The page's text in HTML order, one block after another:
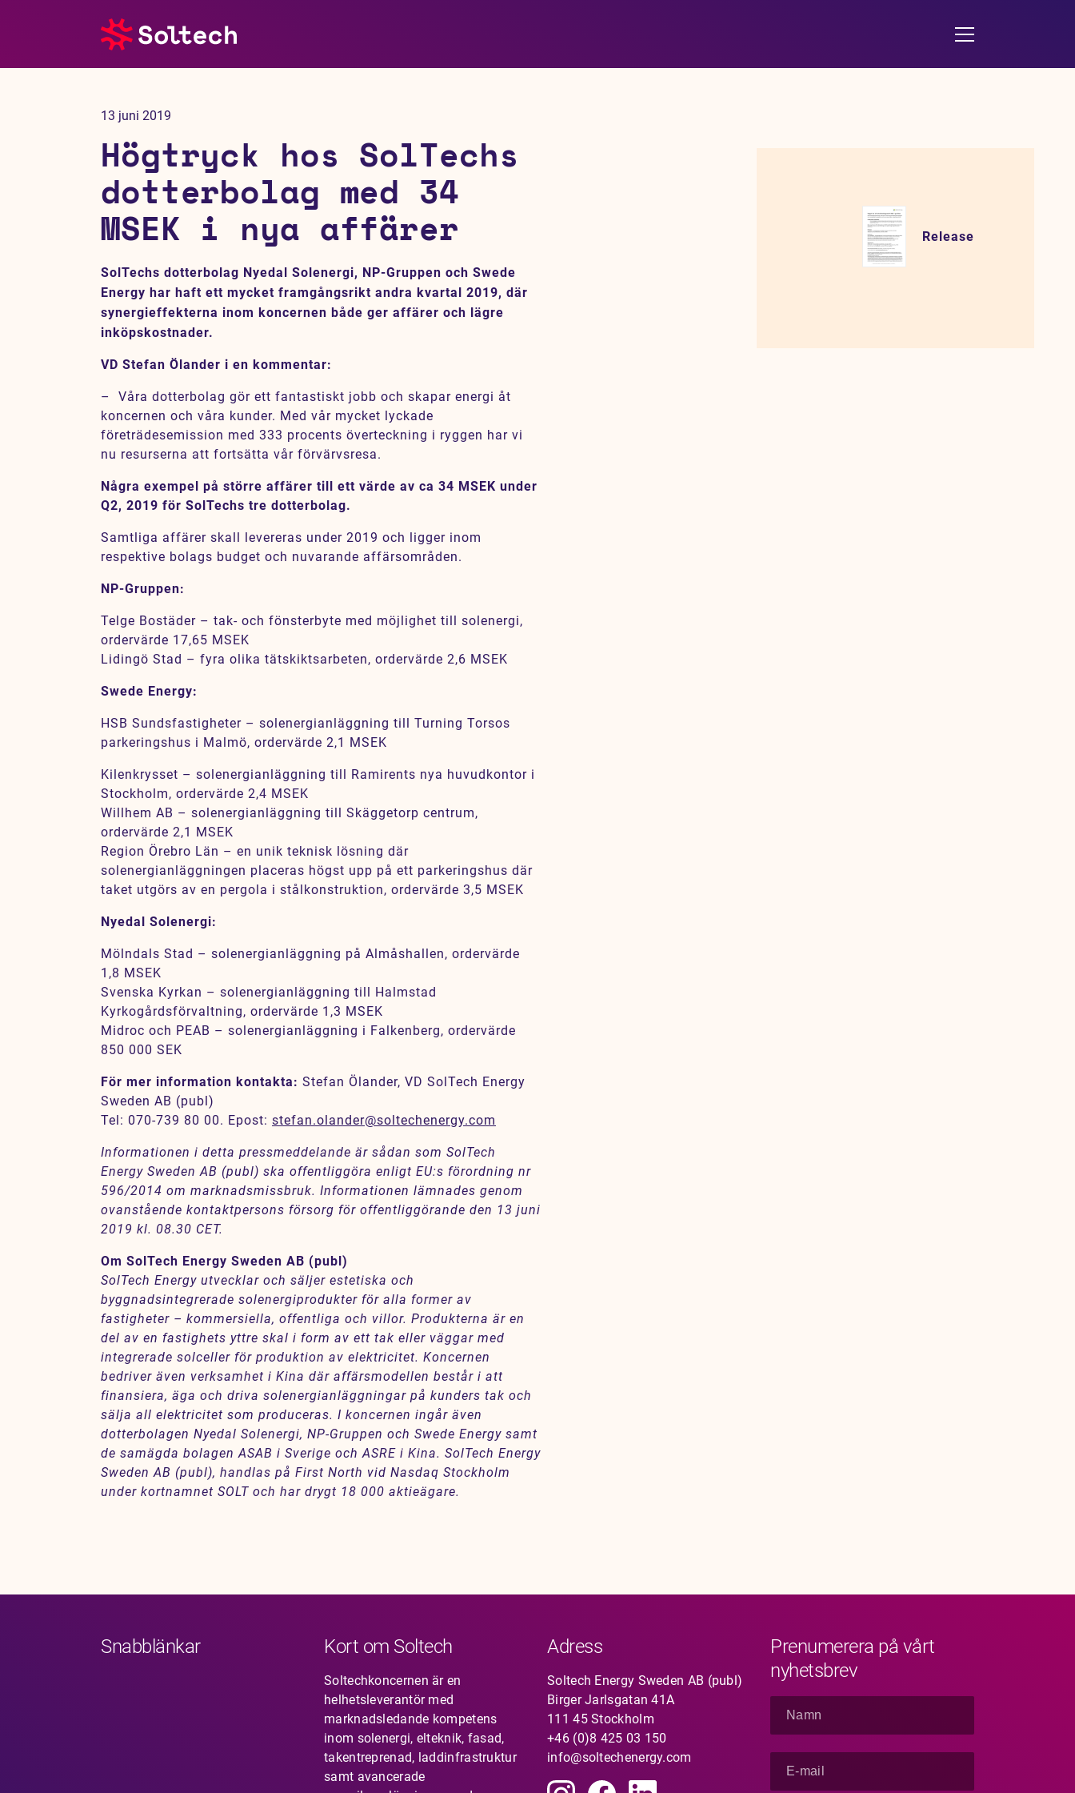
Jobb
Kontakt
SV
Tjänster
Referensprojekt
Hållbarhet
13 juni 2019
Högtryck hos SolTechs
dotterbolag med 34
MSEK i nya affärer
SolTechs dotterbolag Nyedal Solenergi, NP-Gruppen och Swede
Energy har haft ett mycket framgångsrikt andra kvartal 2019, där
synergieffekterna inom koncernen både ger affärer och lägre
inköpskostnader.
VD Stefan Ölander i en kommentar:
–
Våra dotterbolag gör ett fantastiskt jobb och skapar energi åt
koncernen och våra kunder. Med vår mycket lyckade
företrädesemission med 333 procents överteckning i ryggen har vi
nu resurserna att fortsätta vår förvärvsresa.
Några exempel på större affärer till ett värde av ca 34 MSEK under
Q2, 2019 för SolTechs tre dotterbolag.
Samtliga affärer skall levereras under 2019 och ligger inom
respektive bolags budget och nuvarande affärsområden.
NP-Gruppen:
Telge Bostäder – tak- och fönsterbyte med möjlighet till solenergi,
ordervärde 17,65 MSEK
Lidingö Stad – fyra olika tätskiktsarbeten, ordervärde 2,6 MSEK
Swede Energy:
HSB Sundsfastigheter – solenergianläggning till Turning Torsos
parkeringshus i Malmö, ordervärde 2,1 MSEK
Kilenkrysset – solenergianläggning till Ramirents nya huvudkontor i
Stockholm, ordervärde 2,4 MSEK
Willhem AB – solenergianläggning till Skäggetorp centrum,
ordervärde 2,1 MSEK
Region Örebro Län – en unik teknisk lösning där
solenergianläggningen placeras högst upp på ett parkeringshus där
taket utgörs av en pergola i stålkonstruktion, ordervärde 3,5 MSEK
Nyedal Solenergi:
Mölndals Stad – solenergianläggning på Almåshallen, ordervärde
1,8 MSEK
Svenska Kyrkan – solenergianläggning till Halmstad
Kyrkogårdsförvaltning, ordervärde 1,3 MSEK
Midroc och PEAB – solenergianläggning i Falkenberg, ordervärde
850 000 SEK
För mer information kontakta: Stefan Ölander, VD SolTech Energy
Sweden AB (publ)
Tel: 070-739 80 00. Epost: stefan.olander@soltechenergy.com
Informationen i detta pressmeddelande är sådan som SolTech
Energy Sweden AB (publ) ska offentliggöra enligt EU:s förordning nr
596/2014 om marknadsmissbruk. Informationen lämnades genom
ovanstående kontaktpersons försorg för offentliggörande den 13 juni
2019 kl. 08.30 CET.
Om SolTech Energy Sweden AB (publ)
SolTech Energy utvecklar och säljer estetiska och
byggnadsintegrerade solenergiprodukter för alla former av
fastigheter – kommersiella, offentliga och villor. Produkterna är en
del av en fastighets yttre skal i form av ett tak eller väggar med
integrerade solceller för produktion av elektricitet. Koncernen
bedriver även verksamhet i Kina där affärsmodellen består i att
finansiera, äga och driva solenergianläggningar på kunders tak och
sälja all elektricitet som produceras. I koncernen ingår även
dotterbolagen Nyedal Solenergi, NP-Gruppen och Swede Energy samt
de samägda bolagen ASAB i Sverige och ASRE i Kina. SolTech Energy
Sweden AB (publ), handlas på First North vid Nasdaq Stockholm
under kortnamnet SOLT och har drygt 18 000 aktieägare.
Release
Snabblänkar Kort om Soltech
Soltechkoncernen är en
helhetsleverantör med
marknadsledande kompetens
inom solenergi, elteknik, fasad,
takentreprenad, laddinfrastruktur
samt avancerade
Adress
Soltech Energy Sweden AB (publ)
Birger Jarlsgatan 41A
111 45 Stockholm
+46 (0)8 425 03 150
info@soltechenergy.com
Prenumerera på vårt
nyhetsbrev